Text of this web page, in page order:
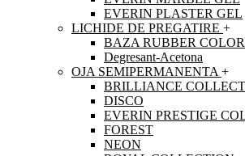
EVERIN PLASTER GEL
LICHIDE DE PREGATIRE +
BAZA RUBBER
Degresant-Acetona
OJA SEMIPERMANENTA +
BRILLIANCE
DISCO
EVERIN PRESTIGE
FOREST
NEON